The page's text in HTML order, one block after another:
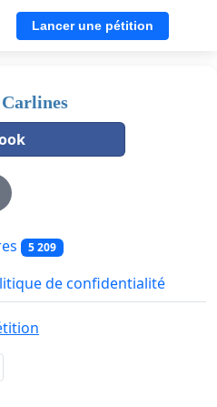
Lancer une pétition
Carlines
5 209
de confidentialité